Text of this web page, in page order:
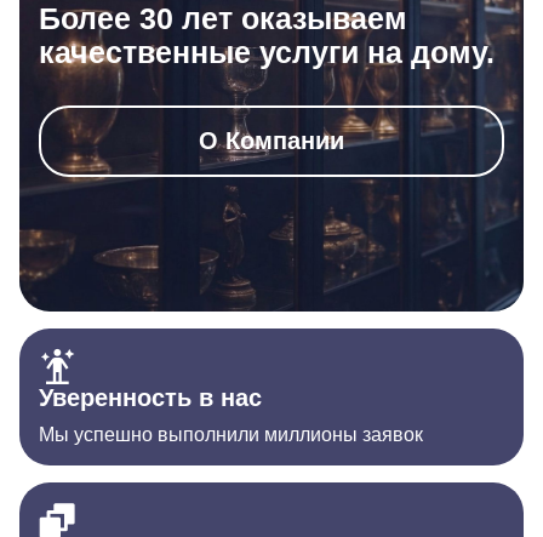
Более 30 лет оказываем
качественные услуги на дому.
О Компании
Уверенность в нас
Мы успешно выполнили миллионы заявок